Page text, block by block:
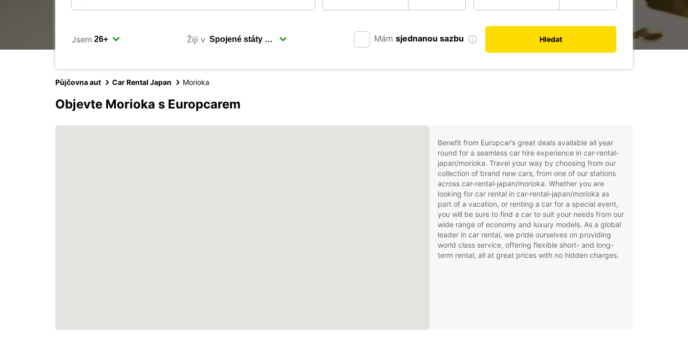
Jsem Žiji v Mám sjednanou sazbu Hledat
Půjčovna aut Car Rental Japan Morioka
Objevte Morioka s Europcarem
Benefit from Europcar’s great deals available all year
round for a seamless car hire experience in car-rental-
japan/morioka. Travel your way by choosing from our
collection of brand new cars, from one of our stations
across car-rental-japan/morioka. Whether you are
looking for car rental in car-rental-japan/morioka as
part of a vacation, or renting a car for a special event,
you will be sure to find a car to suit your needs from our
wide range of economy and luxury models. As a global
leader in car rental, we pride ourselves on providing
world class service, offering flexible short- and long-
term rental, all at great prices with no hidden charges.